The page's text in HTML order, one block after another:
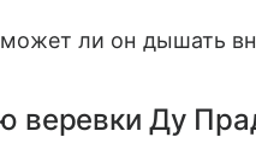
ли он дышать
Ду